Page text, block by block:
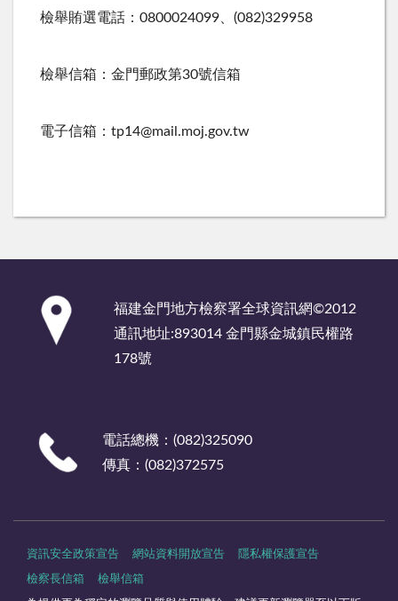
檢舉賄選電話：0800024099、(082)329958
檢舉信箱：金門郵政第30號信箱
電子信箱：tp14@mail.moj.gov.tw
福建金門地方檢察署全球資訊網©2012
通訊地址:893014 金門縣金城鎮民權路
178號
電話總機：(082)325090
傳真：(082)372575
資訊安全政策宣告 網站資料開放宣告 隱私權保護宣告
檢察長信箱 檢舉信箱